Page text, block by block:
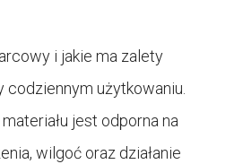
i jakie ma zalety
codziennym użytkowaniu.
jest odporna na
wilgoć oraz działanie